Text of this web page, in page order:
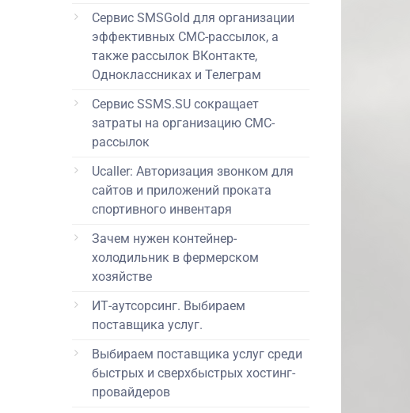
Сервис SMSGold для организации
эффективных СМС-рассылок, а
также рассылок ВКонтакте,
Одноклассниках и Телеграм
Сервис SSMS.SU сокращает
затраты на организацию СМС-
рассылок
Ucaller: Авторизация звонком для
сайтов и приложений проката
спортивного инвентаря
Зачем нужен контейнер-
холодильник в фермерском
хозяйстве
ИТ-аутсорсинг. Выбираем
поставщика услуг.
Выбираем поставщика услуг среди
быстрых и сверхбыстрых хостинг-
провайдеров